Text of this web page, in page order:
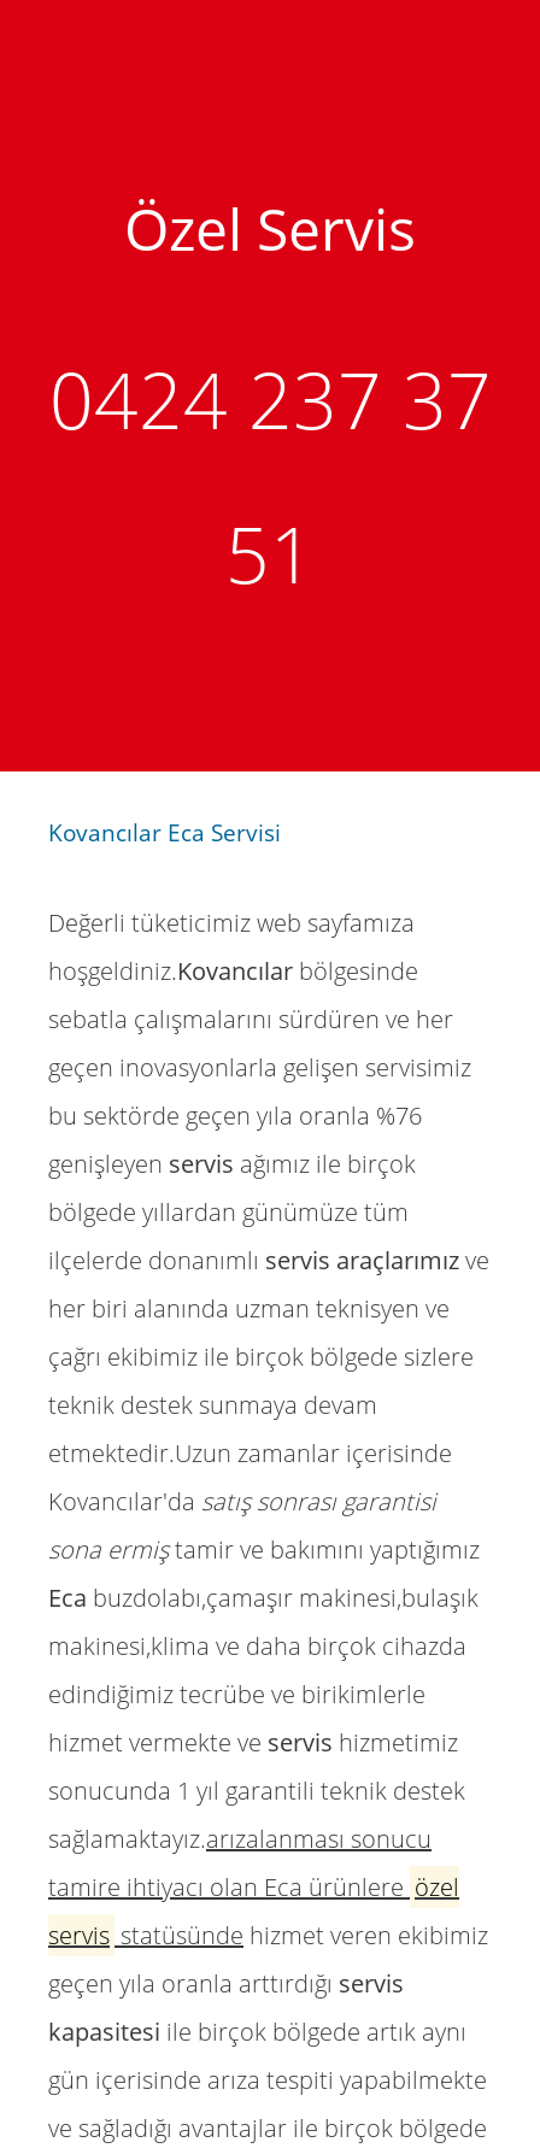
Özel Servis
0424 237 37
51
Kovancılar Eca Servisi
Değerli tüketicimiz web sayfamıza
hoşgeldiniz.Kovancılar bölgesinde
sebatla çalışmalarını sürdüren ve her
geçen inovasyonlarla gelişen servisimiz
bu sektörde geçen yıla oranla %76
genişleyen servis ağımız ile birçok
bölgede yıllardan günümüze tüm
ilçelerde donanımlı servis araçlarımızve
her biri alanında uzman teknisyen ve
çağrı ekibimiz ile birçok bölgede sizlere
teknik destek sunmaya devam
etmektedir.Uzun zamanlar içerisinde
Kovancılar'da satış sonrası garantisi
sona ermiştamir ve bakımını yaptığımız
Eca buzdolabı,çamaşır makinesi,bulaşık
makinesi,klima ve daha birçok cihazda
edindiğimiz tecrübe ve birikimlerle
hizmet vermekte ve servis hizmetimiz
sonucunda 1 yıl garantili teknik destek
sağlamaktayız.arızalanması sonucu
tamire ihtiyacı olan Eca ürünlere özel
servis statüsünde hizmet veren ekibimiz
geçen yıla oranla arttırdığı servis
kapasitesi ile birçok bölgede artık aynı
gün içerisinde arıza tespiti yapabilmekte
ve sağladığı avantajlar ile birçok bölgede